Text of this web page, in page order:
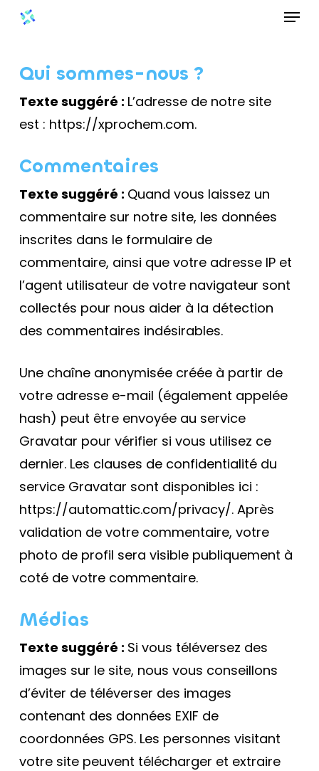
Skip
content
Menu
Qui sommes-nous ?
Texte suggéré : L’adresse de notre site
est : https://xprochem.com.
Commentaires
Texte suggéré : Quand vous laissez un
commentaire sur notre site, les données
inscrites dans le formulaire de
commentaire, ainsi que votre adresse IP et
l’agent utilisateur de votre navigateur sont
collectés pour nous aider à la détection
des commentaires indésirables.
Une chaîne anonymisée créée à partir de
votre adresse e-mail (également appelée
hash) peut être envoyée au service
Gravatar pour vérifier si vous utilisez ce
dernier. Les clauses de confidentialité du
service Gravatar sont disponibles ici :
https://automattic.com/privacy/. Après
validation de votre commentaire, votre
photo de profil sera visible publiquement à
coté de votre commentaire.
Médias
Texte suggéré : Si vous téléversez des
images sur le site, nous vous conseillons
d’éviter de téléverser des images
contenant des données EXIF de
coordonnées GPS. Les personnes visitant
votre site peuvent télécharger et extraire